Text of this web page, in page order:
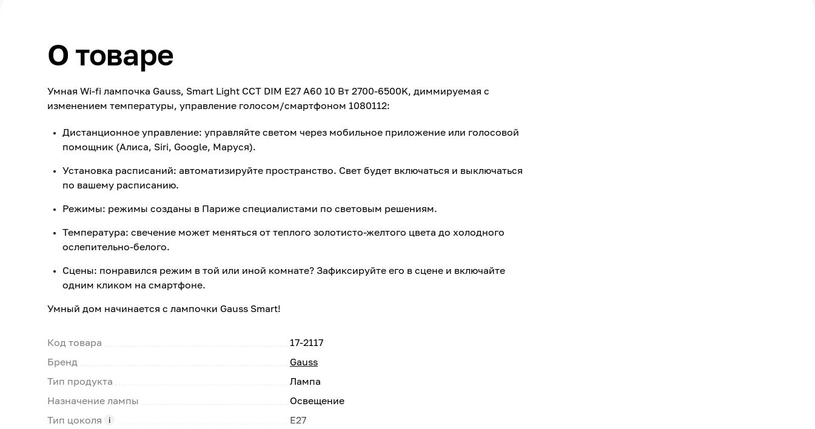
О товаре
Умная Wi-fi лампочка Gauss, Smart Light ССТ DIM E27 A60 10 Вт 2700-6500K, диммируемая с
изменением температуры, управление голосом/смартфоном 1080112:
Дистанционное управление: управляйте светом через мобильное приложение или голосовой
помощник (Алиса, Siri, Google, Маруся).
Установка расписаний: автоматизируйте пространство. Свет будет включаться и выключаться
по вашему расписанию.
Режимы: режимы созданы в Париже специалистами по световым решениям.
Температура: свечение может меняться от теплого золотисто-желтого цвета до холодного
ослепительно-белого.
Сцены: понравился режим в той или иной комнате? Зафиксируйте его в сцене и включайте
одним кликом на смартфоне.
Умный дом начинается с лампочки Gauss Smart!
Код товара
17-2117
Бренд
Gauss
Тип продукта
Лампа
Назначение лампы
Освещение
Тип цоколя
E27